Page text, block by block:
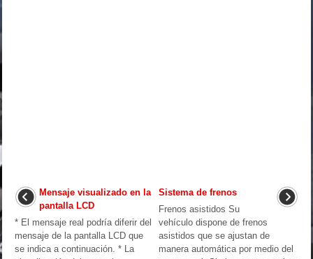
Mensaje visualizado en la
pantalla LCD
* El mensaje real podría diferir del
mensaje de la pantalla LCD que
se indica a continuación. * La
Sistema de frenos
Frenos asistidos Su
vehículo dispone de frenos
asistidos que se ajustan de
manera automática por medio del